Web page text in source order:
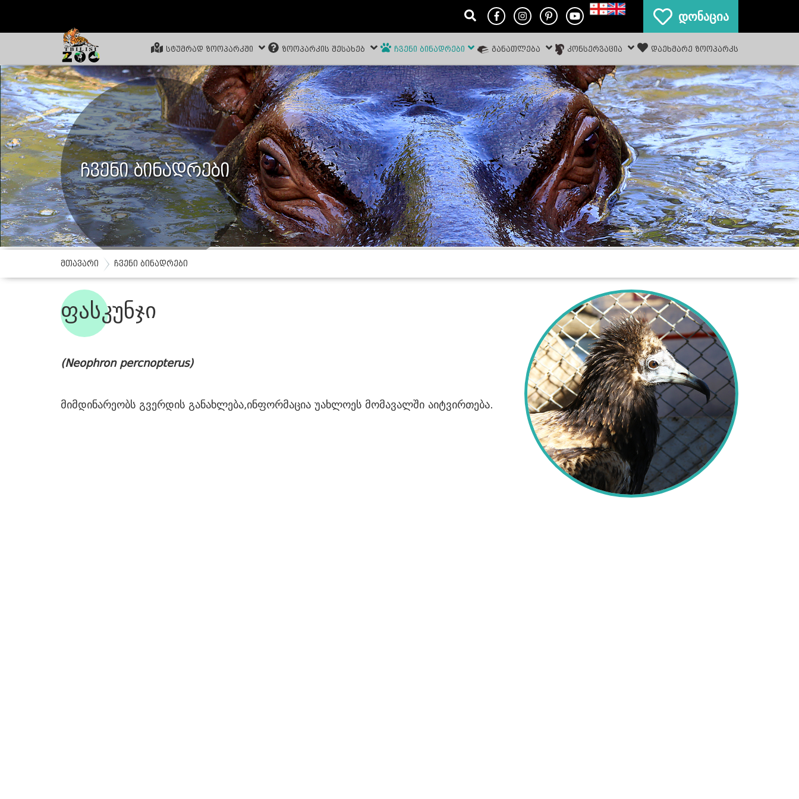
დონაცია
ᲡᲢᲣᲛᲠᲐᲓ ᲖᲝᲝᲞᲐᲠᲙᲨᲘ ᲖᲝᲝᲞᲐᲠᲙᲘᲡ ᲨᲔᲡᲐᲮᲔᲑ ᲩᲕᲔᲜᲘ ᲑᲘᲜᲐᲓᲠᲔᲑᲘ ᲒᲐᲜᲐᲗᲚᲔᲑᲐ ᲙᲝᲜᲡᲔᲠᲕᲐᲪᲘᲐ ᲓᲐᲔᲮᲛᲐᲠᲔ ᲖᲝᲝᲞᲐᲠᲙᲡ
ჩვენი ბინადრები
მთავარი ჩვენი ბინადრები
ფასკუნჯი
(Neophron percnopterus)
მიმდინარეობს გვერდის განახლება,ინფორმაცია უახლოეს მომავალში აიტვირთება.